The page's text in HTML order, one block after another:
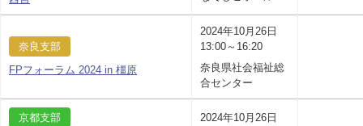
奈良支部
FPフォーラム 2024 in 橿原
2024年10月26日
13:00～16:20
奈良県社会福祉総
合センター
京都支部
2024年10月26日